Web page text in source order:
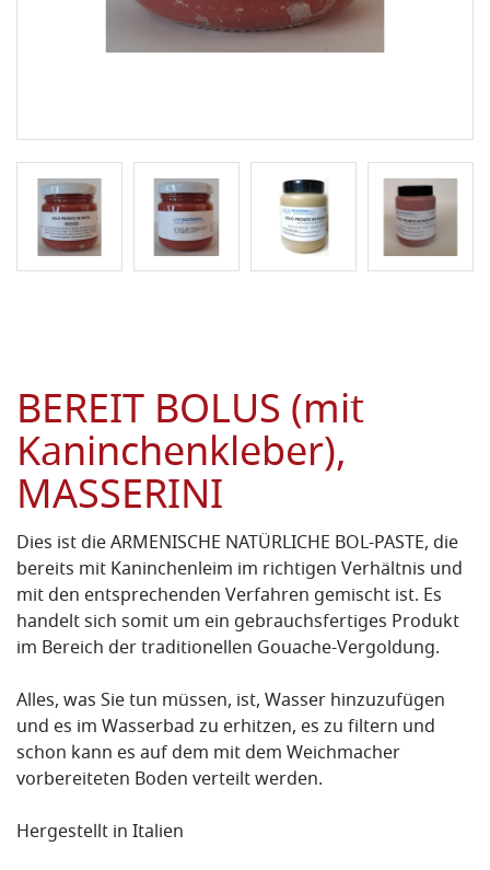
BEREIT BOLUS (mit
Kaninchenkleber),
MASSERINI
Dies ist die ARMENISCHE NATÜRLICHE BOL-PASTE, die
bereits mit Kaninchenleim im richtigen Verhältnis und
mit den entsprechenden Verfahren gemischt ist. Es
handelt sich somit um ein gebrauchsfertiges Produkt
im Bereich der traditionellen Gouache-Vergoldung.
Alles, was Sie tun müssen, ist, Wasser hinzuzufügen
und es im Wasserbad zu erhitzen, es zu filtern und
schon kann es auf dem mit dem Weichmacher
vorbereiteten Boden verteilt werden.
Hergestellt in Italien